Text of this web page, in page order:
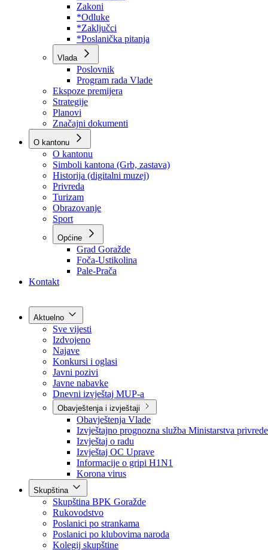
Poslovnik
Program rada Skupštine
Budžet 2026
Zakoni
*Odluke
*Zaključci
*Poslanička pitanja
Vlada
Poslovnik
Program rada Vlade
Ekspoze premijera
Strategije
Planovi
Značajni dokumenti
O kantonu
O kantonu
Simboli kantona (Grb, zastava)
Historija (digitalni muzej)
Privreda
Turizam
Obrazovanje
Sport
Općine
Kontakt
Aktuelno
Sve vijesti
Izdvojeno
Najave
Konkursi i oglasi
Javni pozivi
Javne nabavke
Dnevni izvještaj MUP-a
Obavještenja i izvještaji
Obavještenja Vlade
Izvještajno prognozna služba Ministarstva privrede
Izvještaj o radu
Izvještaj OC Uprave
Informacije o gripi H1N1
Korona virus
Skupština
Skupština BPK Goražde
Rukovodstvo